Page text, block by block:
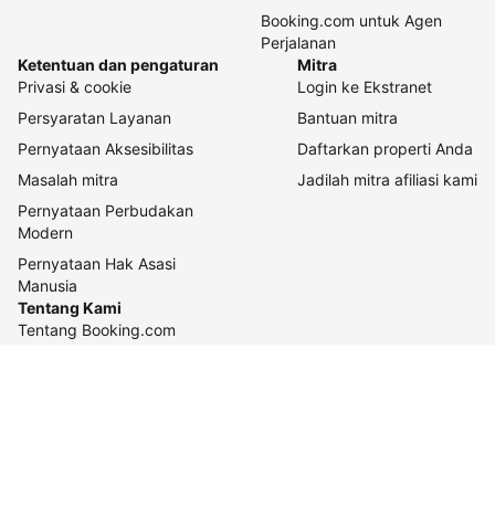
Booking.com untuk Agen
Perjalanan
Ketentuan dan pengaturan
Privasi & cookie
Persyaratan Layanan
Pernyataan Aksesibilitas
Masalah mitra
Pernyataan Perbudakan
Modern
Pernyataan Hak Asasi
Manusia
Mitra
Login ke Ekstranet
Bantuan mitra
Daftarkan properti Anda
Jadilah mitra afiliasi kami
Tentang Kami
Tentang Booking.com